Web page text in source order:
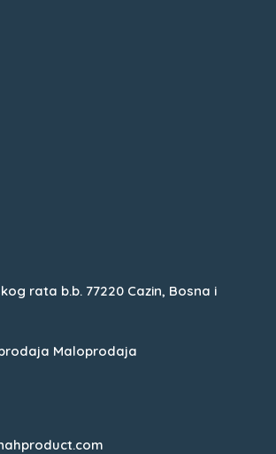
rata b.b. 77220 Cazin, Bosna i
Maloprodaja